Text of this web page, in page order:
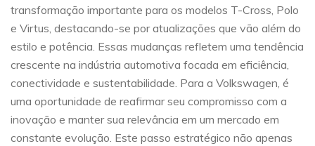
transformação importante para os modelos T-Cross, Polo
e Virtus, destacando-se por atualizações que vão além do
estilo e potência. Essas mudanças refletem uma tendência
crescente na indústria automotiva focada em eficiência,
conectividade e sustentabilidade. Para a Volkswagen, é
uma oportunidade de reafirmar seu compromisso com a
inovação e manter sua relevância em um mercado em
constante evolução. Este passo estratégico não apenas